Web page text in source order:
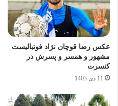
عکس رضا قوچان نژاد فوتبالیست
مشهور و همسر و پسرش در
کنسرت
11 دی 1403